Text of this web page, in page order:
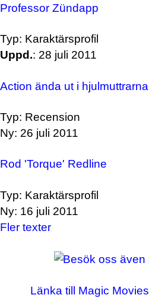
Professor Zündapp
Typ: Karaktärsprofil
Uppd.: 28 juli 2011
Action ända ut i hjulmuttrarna
Typ: Recension
Ny: 26 juli 2011
Rod 'Torque' Redline
Typ: Karaktärsprofil
Ny: 16 juli 2011
Fler texter
Länka till Magic Movies